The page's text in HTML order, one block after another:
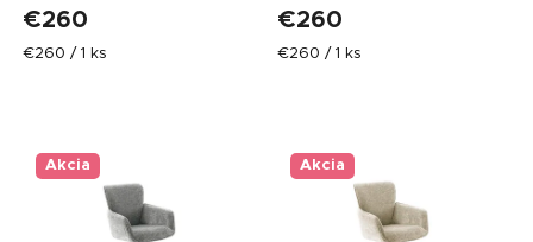
v
€260
Jednotková
€260 / 1 ks
€260
Jednotková
€260 / 1 ks
Akcia Akcia